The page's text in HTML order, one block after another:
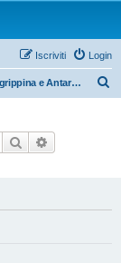
Login
Iscriviti
Agrippina e Antares 2024
Cerca